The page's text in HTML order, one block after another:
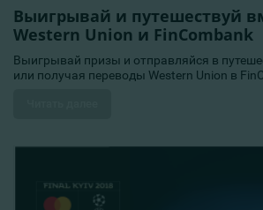
Выигрывай и путешествуй
Western Union и FinCombank
Выигрывай призы и отправляйся в
или получая переводы Western Union в